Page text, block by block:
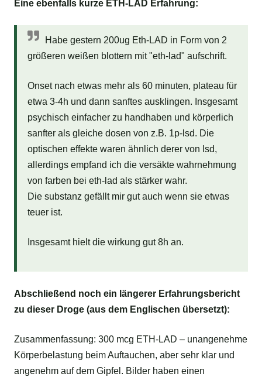
Eine ebenfalls kurze ETH-LAD Erfahrung:
Habe gestern 200ug Eth-LAD in Form von 2
größeren weißen blottern mit "eth-lad" aufschrift.
Onset nach etwas mehr als 60 minuten, plateau für
etwa 3-4h und dann sanftes ausklingen. Insgesamt
psychisch einfacher zu handhaben und körperlich
sanfter als gleiche dosen von z.B. 1p-lsd. Die
optischen effekte waren ähnlich derer von lsd,
allerdings empfand ich die versäkte wahrnehmung
von farben bei eth-lad als stärker wahr.
Die substanz gefällt mir gut auch wenn sie etwas
teuer ist.
Insgesamt hielt die wirkung gut 8h an.
Abschließend noch ein längerer Erfahrungsbericht
zu dieser Droge (aus dem Englischen übersetzt):
Zusammenfassung: 300 mcg ETH-LAD – unangenehme
Körperbelastung beim Auftauchen, aber sehr klar und
angenehm auf dem Gipfel. Bilder haben einen